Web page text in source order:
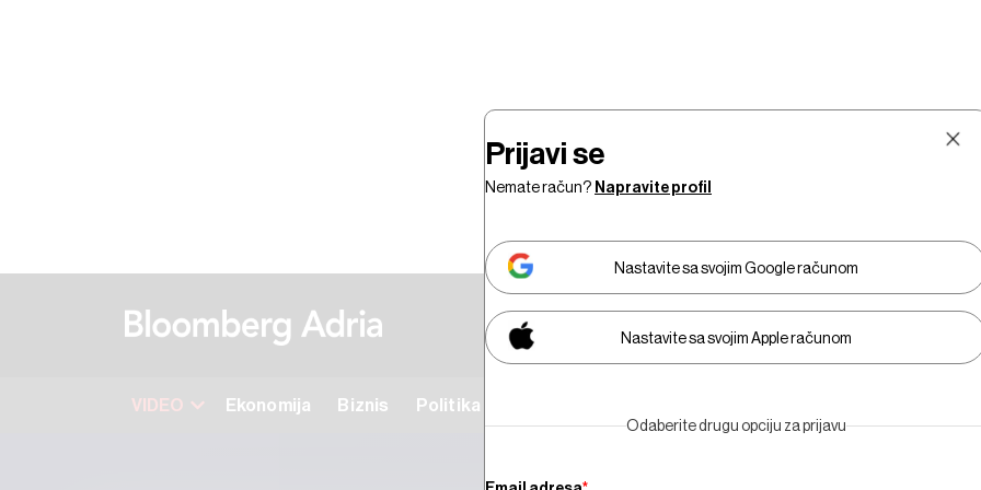
VIDEO Ekonomija Biznis Politika
Prijavi se
Nemate račun? Napravite profil
Nastavite sa svojim Google računom
Nastavite sa svojim Apple računom
Odaberite drugu opciju za prijavu